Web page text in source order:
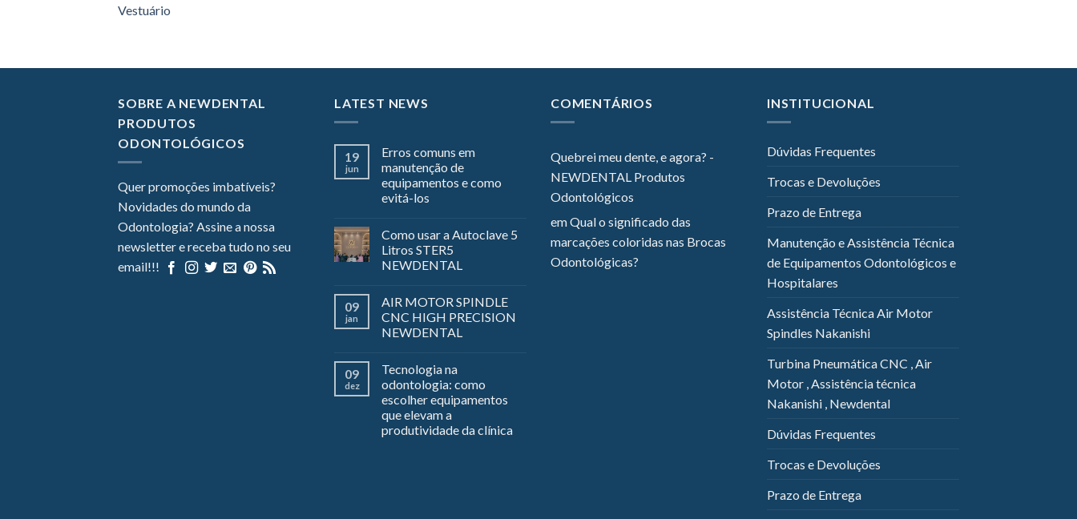
Vestuário
SOBRE A NEWDENTAL
PRODUTOS
ODONTOLÓGICOS
Quer promoções imbatíveis?
Novidades do mundo da
Odontologia? Assine a nossa
newsletter e receba tudo no seu
email!!!
LATEST NEWS
19
jun
Erros comuns em
manutenção de
equipamentos e como
evitá-los
Como usar a Autoclave 5
Litros STER5
NEWDENTAL
09
jan
AIR MOTOR SPINDLE
CNC HIGH PRECISION
NEWDENTAL
09
dez
Tecnologia na
odontologia: como
escolher equipamentos
que elevam a
produtividade da clínica
COMENTÁRIOS
Quebrei meu dente, e agora? -
NEWDENTAL Produtos
Odontológicos
emQual o significado das
marcações coloridas nas Brocas
Odontológicas?
INSTITUCIONAL
Dúvidas Frequentes
Trocas e Devoluções
Prazo de Entrega
Manutenção e Assistência Técnica
de Equipamentos Odontológicos e
Hospitalares
Assistência Técnica Air Motor
Spindles Nakanishi
Turbina Pneumática CNC , Air
Motor , Assistência técnica
Nakanishi , Newdental
Dúvidas Frequentes
Trocas e Devoluções
Prazo de Entrega